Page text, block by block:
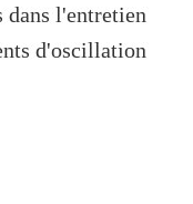
dans l'entretien
d'oscillation